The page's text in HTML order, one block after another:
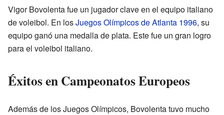
Vigor Bovolenta fue un jugador clave en el equipo italiano
de voleibol. En losJuegos Olímpicos de Atlanta 1996, su
equipo ganó una medalla de plata. Este fue un gran logro
para el voleibol italiano.
Éxitos en Campeonatos Europeos
Además de los Juegos Olímpicos, Bovolenta tuvo mucho